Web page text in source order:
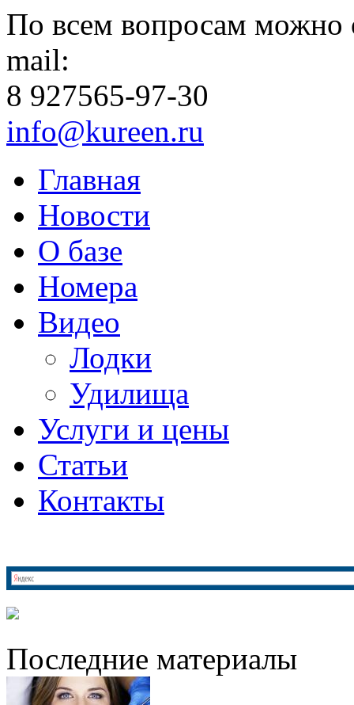
По всем вопросам можно
mail:
8 927565-97-30
info@kureen.ru
Главная
Новости
О базе
Номера
Видео
Лодки
Удилища
Услуги и цены
Статьи
Контакты
Последние материалы